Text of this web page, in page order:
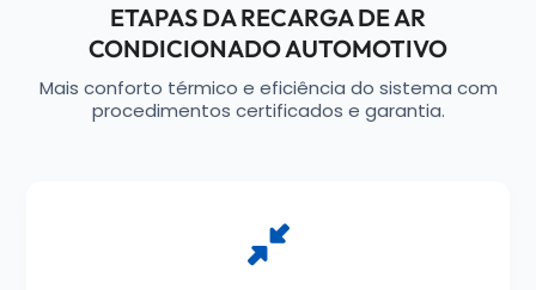
ETAPAS DA RECARGA DE AR
CONDICIONADO AUTOMOTIVO
Mais conforto térmico e eficiência do sistema com
procedimentos certificados e garantia.